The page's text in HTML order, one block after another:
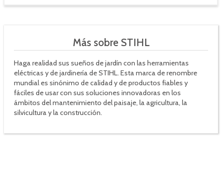
Más sobre STIHL
Haga realidad sus sueños de jardín con las herramientas
eléctricas y de jardinería de STIHL. Esta marca de renombre
mundial es sinónimo de calidad y de productos fiables y
fáciles de usar con sus soluciones innovadoras en los
ámbitos del mantenimiento del paisaje, la agricultura, la
silvicultura y la construcción.